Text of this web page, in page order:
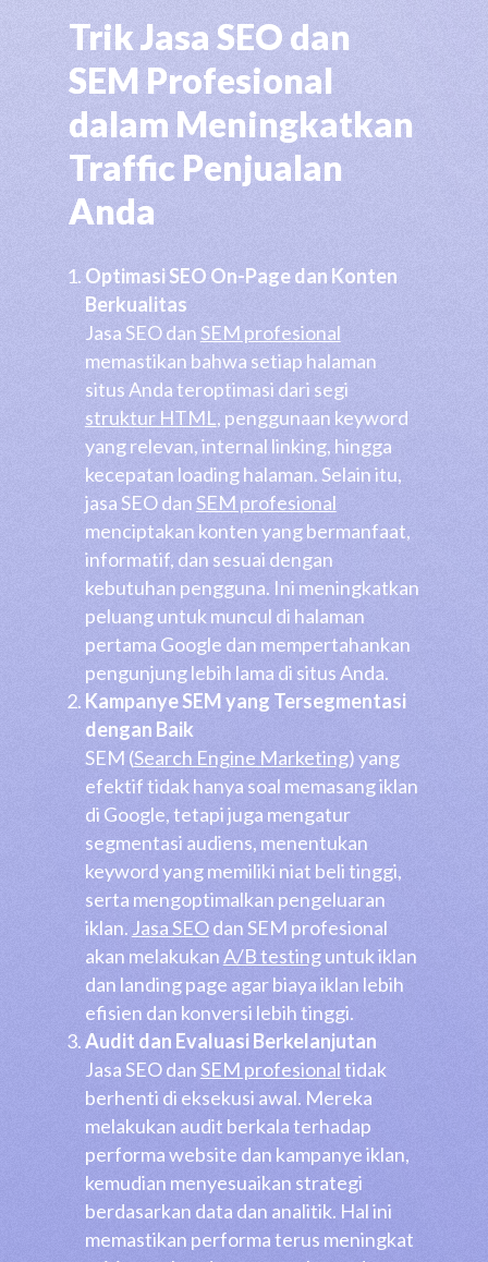
Trik Jasa SEO dan
SEM Profesional
dalam Meningkatkan
Traffic Penjualan
Anda
Optimasi SEO On-Page dan Konten
Berkualitas
Jasa SEO danSEM profesional
memastikan bahwa setiap halaman
situs Anda teroptimasi dari segi
struktur HTML, penggunaan keyword
yang relevan, internal linking, hingga
kecepatan loading halaman. Selain itu,
jasa SEO danSEM profesional
menciptakan konten yang bermanfaat,
informatif, dan sesuai dengan
kebutuhan pengguna. Ini meningkatkan
peluang untuk muncul di halaman
pertama Google dan mempertahankan
pengunjung lebih lama di situs Anda.
Kampanye SEM yang Tersegmentasi
dengan Baik
SEM (Search Engine Marketing) yang
efektif tidak hanya soal memasang iklan
di Google, tetapi juga mengatur
segmentasi audiens, menentukan
keyword yang memiliki niat beli tinggi,
serta mengoptimalkan pengeluaran
iklan. Jasa SEOdan SEM profesional
akan melakukanA/B testinguntuk iklan
dan landing page agar biaya iklan lebih
efisien dan konversi lebih tinggi.
Audit dan Evaluasi Berkelanjutan
Jasa SEO danSEM profesionaltidak
berhenti di eksekusi awal. Mereka
melakukan audit berkala terhadap
performa website dan kampanye iklan,
kemudian menyesuaikan strategi
berdasarkan data dan analitik. Hal ini
memastikan performa terus meningkat